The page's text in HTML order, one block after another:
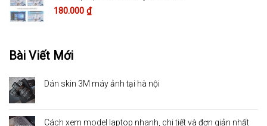
180.000 ₫
Bài Viết Mới
Dán skin 3M máy ảnh tại hà nội
Cách xem model laptop nhanh, chi tiết và đơn giản nhất